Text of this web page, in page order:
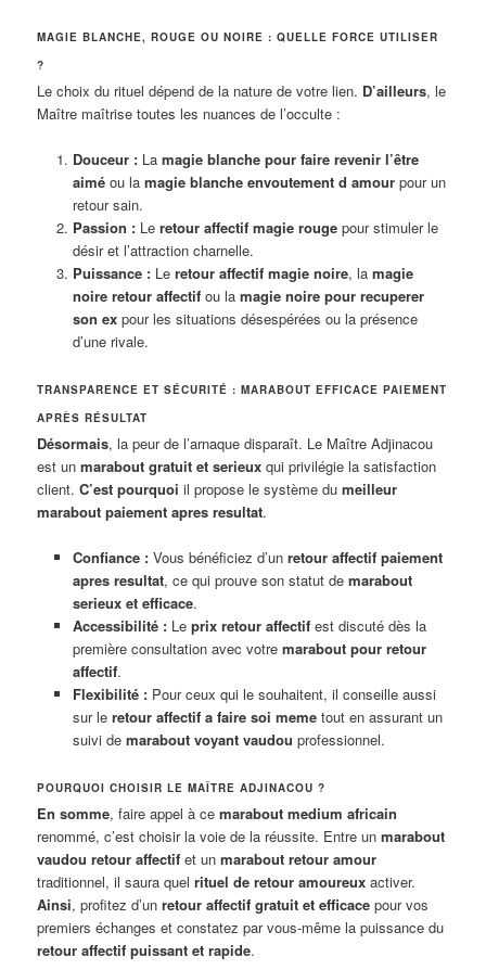
MAGIE BLANCHE, ROUGE OU NOIRE : QUELLE FORCE UTILISER
?
Le choix du rituel dépend de la nature de votre lien. D’ailleurs, le
Maître maîtrise toutes les nuances de l’occulte :
Douceur :La magie blanche pour faire revenir l’être
aiméou la magie blanche envoutement d amourpour un
retour sain.
Passion :Le retour affectif magie rougepour stimuler le
désir et l’attraction charnelle.
Puissance :Le retour affectif magie noire, la magie
noire retour affectifou la magie noire pour recuperer
son expour les situations désespérées ou la présence
d’une rivale.
TRANSPARENCE ET SÉCURITÉ : MARABOUT EFFICACE PAIEMENT
APRÈS RÉSULTAT
Désormais, la peur de l’arnaque disparaît. Le Maître Adjinacou
est unmarabout gratuit et serieux qui privilégie la satisfaction
client.C’est pourquoi il propose le système dumeilleur
marabout paiement apres resultat.
Confiance :Vous bénéficiez d’un retour affectif paiement
apres resultat, ce qui prouve son statut de marabout
serieux et efficace.
Accessibilité :Le prix retour affectifest discuté dès la
première consultation avec votre marabout pour retour
affectif.
Flexibilité :Pour ceux qui le souhaitent, il conseille aussi
sur le retour affectif a faire soi memetout en assurant un
suivi de marabout voyant vaudou professionnel.
POURQUOI CHOISIR LE MAÎTRE ADJINACOU ?
En somme, faire appel à cemarabout medium africain
renommé, c’est choisir la voie de la réussite. Entre unmarabout
vaudou retour affectif et unmarabout retour amour
traditionnel, il saura quelrituel de retour amoureux activer.
Ainsi, profitez d’unretour affectif gratuit et efficace pour vos
premiers échanges et constatez par vous-même la puissance du
retour affectif puissant et rapide.